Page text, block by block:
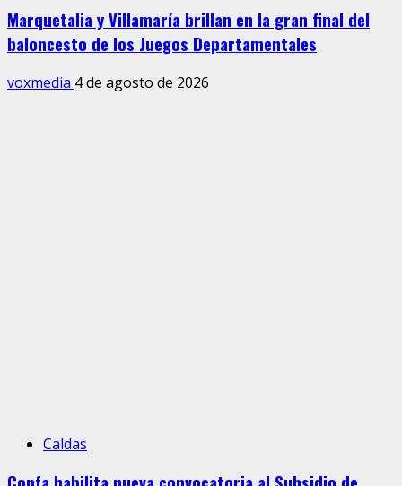
Marquetalia y Villamaría brillan en la gran final del
baloncesto de los Juegos Departamentales
voxmedia 4 de agosto de 2026
Caldas